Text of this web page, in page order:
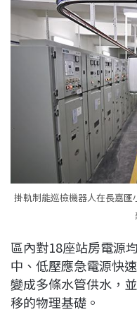
掛軌制能巡檢機器人在長嘉
區內對18座站房電源
中、低壓應急電源快
變成多條水管供水，
移的物理基礎。